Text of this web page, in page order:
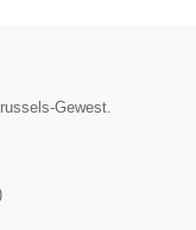
Gewest.